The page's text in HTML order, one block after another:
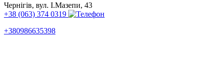
Чернігів, вул. І.Мазепи, 43
+38 (063) 374 0319
+380986635398